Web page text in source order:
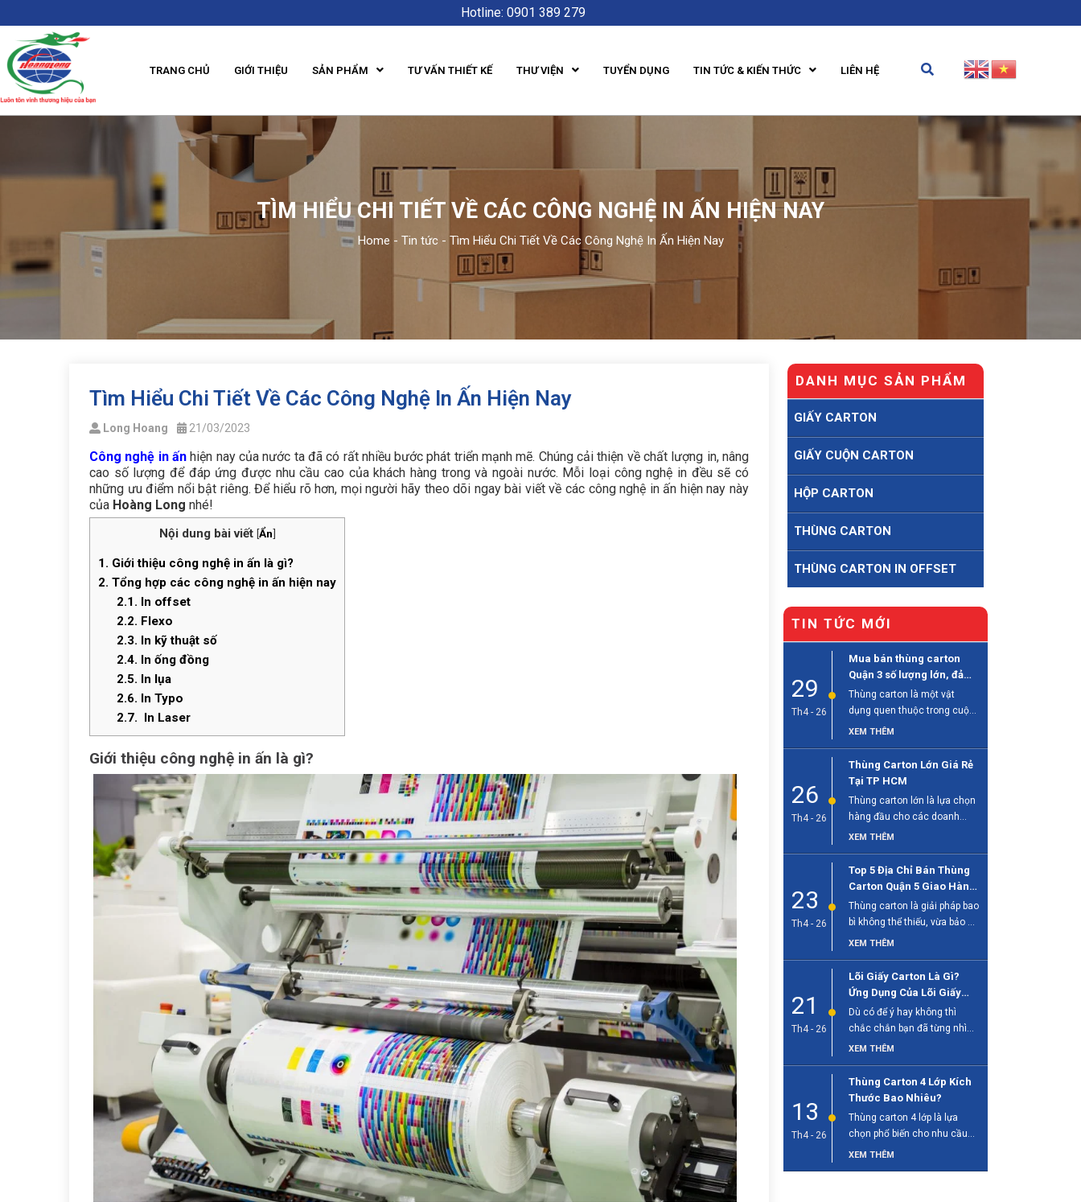
Hotline: 0901 389 279
TRANG CHỦ GIỚI THIỆU SẢN PHẨM TƯ VẤN THIẾT KẾ THƯ VIỆN TUYỂN DỤNG TIN TỨC & KIẾN THỨC LIÊN HỆ
TÌM HIỂU CHI TIẾT VỀ CÁC CÔNG NGHỆ IN ẤN HIỆN NAY
Home - Tin tức - Tìm Hiểu Chi Tiết Về Các Công Nghệ In Ấn Hiện Nay
Tìm Hiểu Chi Tiết Về Các Công Nghệ In Ấn Hiện Nay
Long Hoang 21/03/2023
Công nghệ in ấnhiện naycủa nước ta đã có rất nhiều bước phát triển mạnh mẽ. Chúng cải thiện về chất lượng in, nâng
cao số lượng để đáp ứng được nhu cầu cao của khách hàng trong và ngoài nước. Mỗi loại công nghệ in đều sẽ có
những ưu điểm nổi bật riêng. Để hiểu rõ hơn, mọi người hãy theo dõi ngay bài viết về các công nghệ in ấn hiện nay này
của Hoàng Long nhé!
Nội dung bài viết [Ẩn]
1. Giới thiệu công nghệ in ấn là gì?
2. Tổng hợp các công nghệ in ấn hiện nay
2.1. In offset
2.2. Flexo
2.3. In kỹ thuật số
2.4. In ống đồng
2.5. In lụa
2.6. In Typo
2.7. In Laser
Giới thiệu công nghệ in ấn là gì?
DANH MỤC SẢN PHẨM
GIẤY CARTON
GIẤY CUỘN CARTON
HỘP CARTON
THÙNG CARTON
THÙNG CARTON IN OFFSET
TIN TỨC MỚI
29
Th4 - 26
Mua bán thùng carton
Quận 3 số lượng lớn, đảm
bảo chất lượng
Thùng carton là một vật
dụng quen thuộc trong cuộc
sống hiện đại, đặc biệt quan
XEM THÊM
26
Th4 - 26
Thùng Carton Lớn Giá Rẻ
Tại TP HCM
Thùng carton lớn là lựa chọn
hàng đầu cho các doanh
nghiệp cần đóng gói hàng [...]
XEM THÊM
23
Th4 - 26
Top 5 Địa Chỉ Bán Thùng
Carton Quận 5 Giao Hàng
Tận Nơi
Thùng carton là giải pháp bao
bì không thể thiếu, vừa bảo vệ
sản phẩm, vừa [...]
XEM THÊM
21
Th4 - 26
Lõi Giấy Carton Là Gì?
Ứng Dụng Của Lõi Giấy
Trong Công Nghiệp
Dù có để ý hay không thì
chắc chắn bạn đã từng nhìn
thấy lõi giấy [...]
XEM THÊM
13
Th4 - 26
Thùng Carton 4 Lớp Kích
Thước Bao Nhiêu?
Thùng carton 4 lớp là lựa
chọn phổ biến cho nhu cầu
đóng gói và vận [...]
XEM THÊM